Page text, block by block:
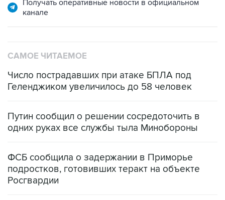
Получать оперативные новости в официальном
канале
САМОЕ ЧИТАЕМОЕ
Число пострадавших при атаке БПЛА под
Геленджиком увеличилось до 58 человек
Путин сообщил о решении сосредоточить в
одних руках все службы тыла Минобороны
ФСБ сообщила о задержании в Приморье
подростков, готовивших теракт на объекте
Росгвардии